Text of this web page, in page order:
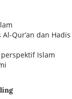
Qur’an dan Hadis
Islam